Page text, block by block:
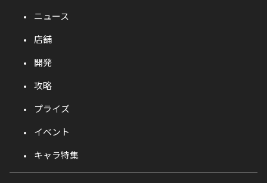
ニュース
店舗
開発
攻略
プライズ
イベント
キャラ特集